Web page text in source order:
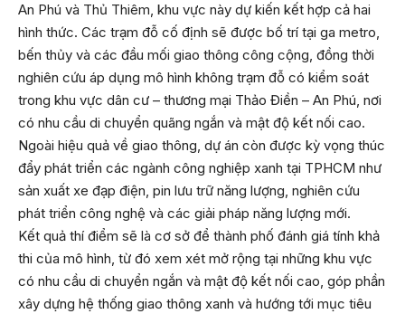
An Phú và Thủ Thiêm, khu vực này dự kiến kết hợp cả hai
hình thức. Các trạm đỗ cố định sẽ được bố trí tại ga metro,
bến thủy và các đầu mối giao thông công cộng, đồng thời
nghiên cứu áp dụng mô hình không trạm đỗ có kiểm soát
trong khu vực dân cư – thương mại Thảo Điền – An Phú, nơi
có nhu cầu di chuyển quãng ngắn và mật độ kết nối cao.
Ngoài hiệu quả về giao thông, dự án còn được kỳ vọng thúc
đẩy phát triển các ngành công nghiệp xanh tại TPHCM như
sản xuất xe đạp điện, pin lưu trữ năng lượng, nghiên cứu
phát triển công nghệ và các giải pháp năng lượng mới.
Kết quả thí điểm sẽ là cơ sở để thành phố đánh giá tính khả
thi của mô hình, từ đó xem xét mở rộng tại những khu vực
có nhu cầu di chuyển ngắn và mật độ kết nối cao, góp phần
xây dựng hệ thống giao thông xanh và hướng tới mục tiêu